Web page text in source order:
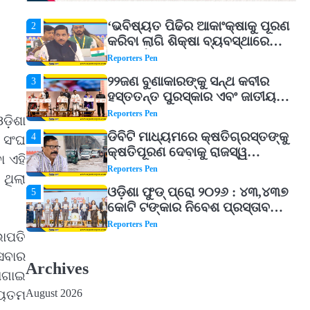
ଏହି
Reporters Pen
2
‘ଭବିଷ୍ୟତ ପିଢିର ଆକାଂକ୍ଷାକୁ ପୂରଣ
କରିବା ଲାଗି ଶିକ୍ଷା ବ୍ୟବସ୍ଥାରେ
ପରିବର୍ତ୍ତନ ଜରୁରୀ’
Reporters Pen
3
୨୨ଜଣ ବୁଣାକାରଙ୍କୁ ସନ୍ଥ କବୀର
ହସ୍ତତନ୍ତ ପୁରସ୍କାର ଏବଂ ଜାତୀୟ
ହସ୍ତତନ୍ତ ପୁରସ୍କାର ପ୍ରଦାନ,
ଓଡ଼ିଶାରୁ ୨ ଜଣଙ୍କୁ ମିଳିଲା
Reporters Pen
4
ଡିବିଟି ମାଧ୍ୟମରେ କ୍ଷତିଗ୍ରସ୍ତଙ୍କୁ
କ୍ଷତିପୂରଣ ଦେବାକୁ ରାଜସ୍ୱ
ମନ୍ତ୍ରୀଙ୍କ ନିର୍ଦ୍ଦେଶ
Reporters Pen
5
ଓଡ଼ିଶା ଫୁଡ୍ ପ୍ରୋ ୨୦୨୬ : ୪୩,୪୩୭
କୋଟି ଟଙ୍କାର ନିବେଶ ପ୍ରସ୍ତାବ
ହାସଲ
Reporters Pen
Archives
August 2026